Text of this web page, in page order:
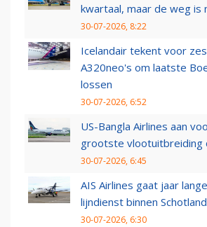
kwartaal, maar de weg is
30-07-2026, 8:22
Icelandair tekent voor
A320neo's om laatste
lossen
30-07-2026, 6:52
US-Bangla Airlines aan
grootste vlootuitbreiding
30-07-2026, 6:45
AIS Airlines gaat jaar
lijndienst binnen Schotland
30-07-2026, 6:30